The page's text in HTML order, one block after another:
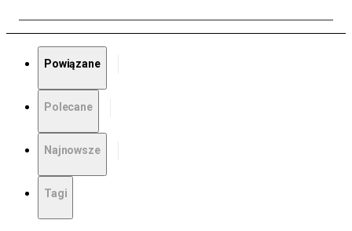
Powiązane
Polecane
Najnowsze
Tagi